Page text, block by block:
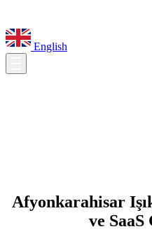
English
Afyonkarahisar
ve